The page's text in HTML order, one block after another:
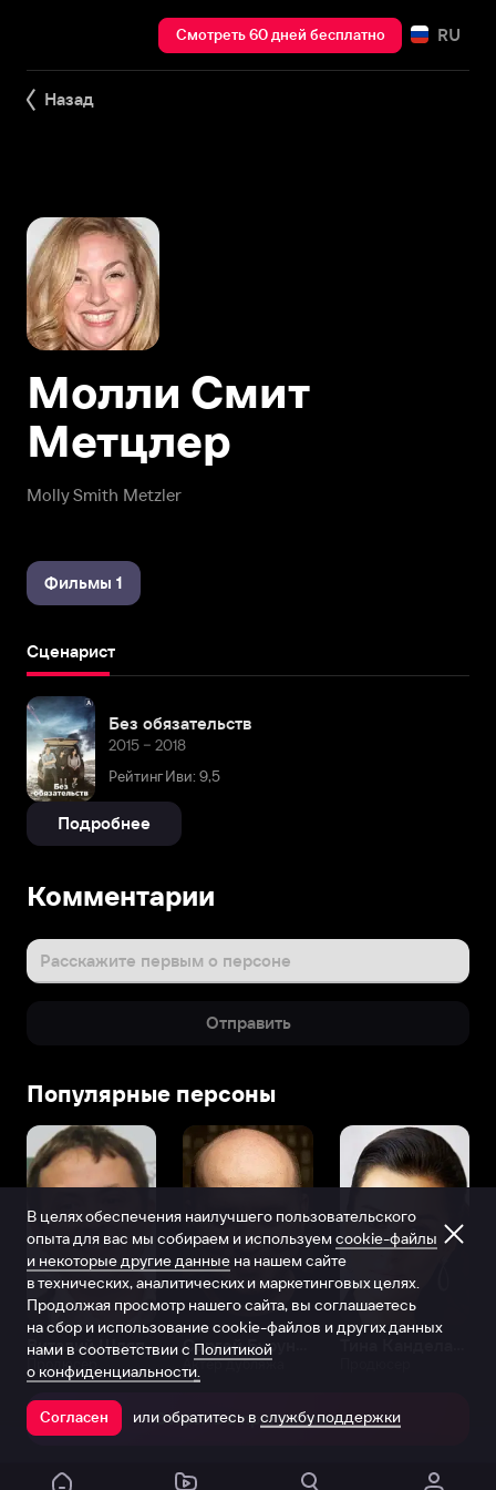
Смотреть 60 дней бесплатно RU
Назад
Molly Smith Metzler
Молли Смит
Метцлер
Фильмы 1
Сценарист
Без обязательств
2015 – 2018
Рейтинг Иви: 9,5
Подробнее
Комментарии
Расскажите первым о персоне
Отправить
Популярные персоны
Виталий Шляппо
Продюсер Актёр дубляжа
Открыть в приложении
В целях обеспечения наилучшего пользовательского
опыта для вас мы собираем и используем cookie-файлы
и некоторые другие данные на нашем сайте
в технических, аналитических и маркетинговых целях.
Продолжая просмотр нашего сайта, вы соглашаетесь
на сбор и использование cookie-файлов и других данных
нами в соответствии с Политикой
о конфиденциальности.
Согласен или обратитесь в службу поддержки